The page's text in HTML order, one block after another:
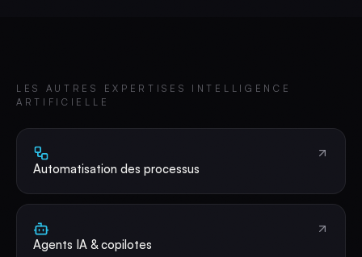
LES AUTRES EXPERTISES INTELLIGENCE
ARTIFICIELLE
Automatisation des processus
Agents IA & copilotes